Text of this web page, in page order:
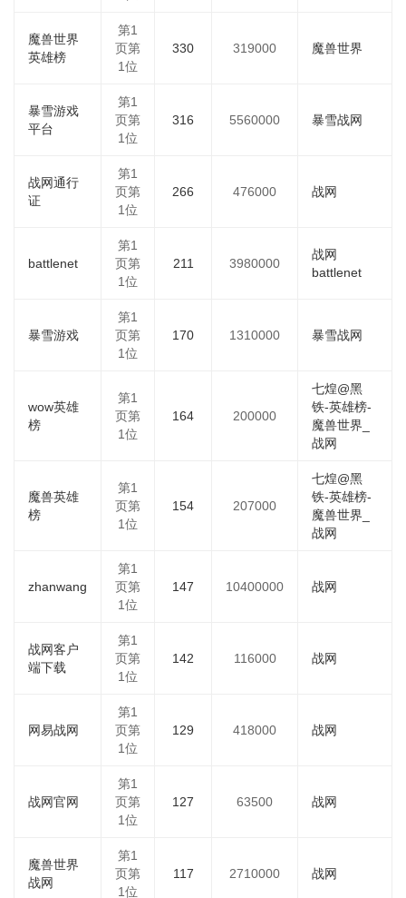
魔兽世界
英雄榜
第1
页第
1位
330 319000 魔兽世界
暴雪游戏
平台
第1
页第
1位
316 5560000 暴雪战网
战网通行
证
第1
页第
1位
266 476000 战网
battlenet
第1
页第
1位
211 3980000
战网
battlenet
暴雪游戏
第1
页第
1位
170 1310000 暴雪战网
wow英雄
榜
第1
页第
1位
164 200000
七煌@黑
铁-英雄榜-
魔兽世界_
战网
魔兽英雄
榜
第1
页第
1位
154 207000
七煌@黑
铁-英雄榜-
魔兽世界_
战网
zhanwang
第1
页第
1位
147 10400000 战网
战网客户
端下载
第1
页第
1位
142 116000 战网
网易战网
第1
页第
1位
129 418000 战网
战网官网
第1
页第
1位
127 63500 战网
魔兽世界
战网
第1
页第
1位
117 2710000 战网